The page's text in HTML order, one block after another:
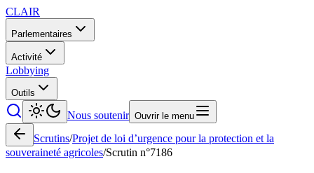
CLAIR
Parlementaires
Activité
Lobbying
Outils
Nous soutenir Ouvrir le menu
Scrutins/Projet de loi d’urgence pour la protection et la
souveraineté agricoles/Scrutin n°7186